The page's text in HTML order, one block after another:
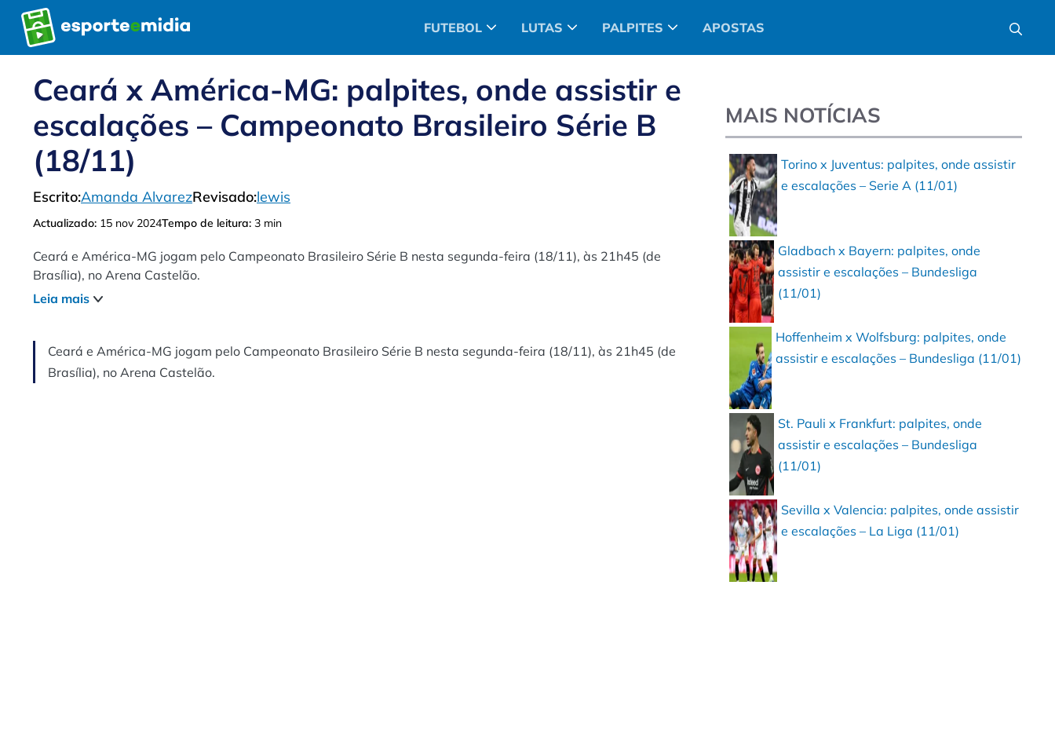
Pular
para
o
FUTEBOL LUTAS PALPITES APOSTAS
Ceará x América-MG: palpites, onde assistir e
escalações – Campeonato Brasileiro Série B
(18/11)
Escrito:Amanda AlvarezRevisado:lewis
Actualizado: 15 nov 2024Tempo de leitura: 3 min
Ceará e América-MG jogam pelo Campeonato Brasileiro Série B nesta segunda-feira (18/11), às 21h45 (de
Brasília), no Arena Castelão.
Leia mais
Ceará e América-MG jogam pelo Campeonato Brasileiro Série B nesta segunda-feira (18/11), às 21h45 (de
Brasília), no Arena Castelão.
MAIS NOTÍCIAS
Torino x Juventus: palpites, onde assistir
e escalações – Serie A (11/01)
Gladbach x Bayern: palpites, onde
assistir e escalações – Bundesliga
(11/01)
Hoffenheim x Wolfsburg: palpites, onde
assistir e escalações – Bundesliga (11/01)
St. Pauli x Frankfurt: palpites, onde
assistir e escalações – Bundesliga
(11/01)
Sevilla x Valencia: palpites, onde assistir
e escalações – La Liga (11/01)